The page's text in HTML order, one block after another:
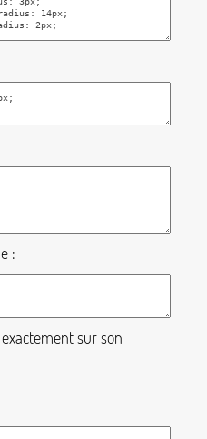
:
sur son